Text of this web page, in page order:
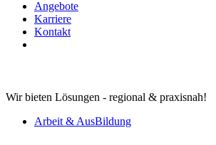
Angebote
Karriere
Kontakt
Wir bieten Lösungen - regional & praxisnah!
Arbeit & AusBildung